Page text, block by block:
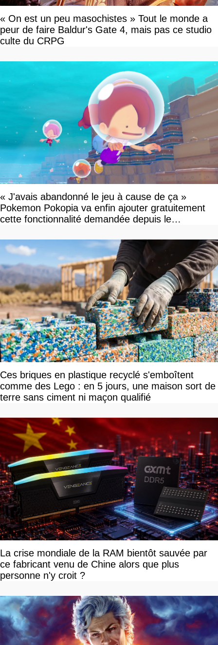
« On est un peu masochistes » Tout le monde a
peur de faire Baldur's Gate 4, mais pas ce studio
culte du CRPG
« J'avais abandonné le jeu à cause de ça »
Pokemon Pokopia va enfin ajouter gratuitement
cette fonctionnalité demandée depuis le
Ces briques en plastique recyclé s'emboîtent
comme des Lego : en 5 jours, une maison sort de
terre sans ciment ni maçon qualifié
La crise mondiale de la RAM bientôt sauvée par
ce fabricant venu de Chine alors que plus
personne n'y croit ?